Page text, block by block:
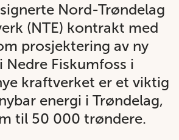
Nord-Trøndelag
(NTE) kontrakt med
prosjektering av ny
Fiskumfoss i
kraftverket er et viktig
energi i Trøndelag,
til 50 000 trøndere.